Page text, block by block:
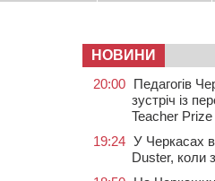
НОВИНИ
20:00 Педагогів
зустріч із
Teacher
19:24 У Черкасах
Duster, коли